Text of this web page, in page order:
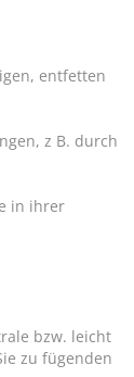
entfetten
z B. durch
in ihrer
bzw. leicht
zu fügenden